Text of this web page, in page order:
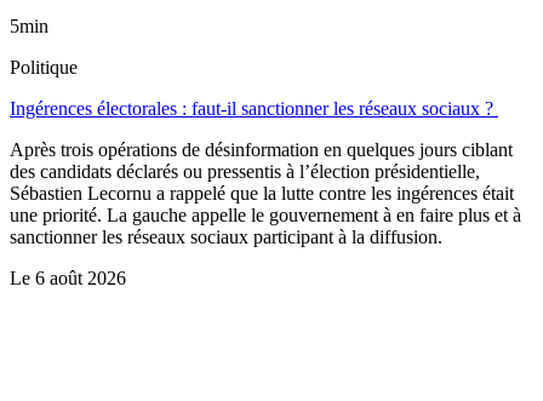
5min
Politique
Ingérences électorales : faut-il sanctionner les réseaux sociaux ?
Après trois opérations de désinformation en quelques jours ciblant
des candidats déclarés ou pressentis à l’élection présidentielle,
Sébastien Lecornu a rappelé que la lutte contre les ingérences était
une priorité. La gauche appelle le gouvernement à en faire plus et à
sanctionner les réseaux sociaux participant à la diffusion.
Le 6 août 2026